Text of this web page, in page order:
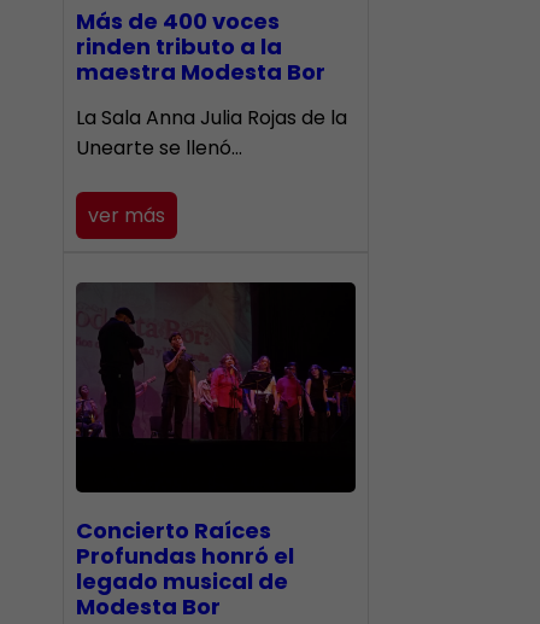
Más de 400 voces
rinden tributo a la
maestra Modesta Bor
​La Sala Anna Julia Rojas de la
Unearte se llenó…
ver más
​Concierto Raíces
Profundas honró el
legado musical de
Modesta Bor